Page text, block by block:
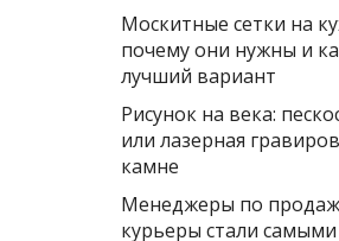
Москитные сетки на
почему они нужны и
лучший вариант
Рисунок на века:
или лазерная
камне
Менеджеры по
курьеры стали самыми